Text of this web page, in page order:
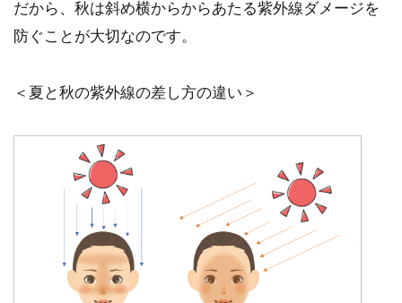
だから、秋は斜め横からからあたる紫外線ダメージを
防ぐことが大切なのです。
＜夏と秋の紫外線の差し方の違い＞